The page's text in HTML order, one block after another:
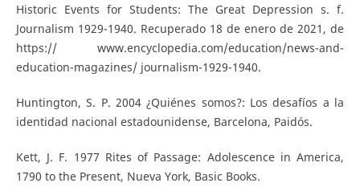
Historic Events for Students: The Great Depression s. f.
Journalism 1929-1940. Recuperado 18 de enero de 2021, de
https:// www.encyclopedia.com/education/news-and-
education-magazines/ journalism-1929-1940.
Huntington, S. P. 2004 ¿Quiénes somos?: Los desafíos a la
identidad nacional estadounidense, Barcelona, Paidós.
Kett, J. F. 1977 Rites of Passage: Adolescence in America,
1790 to the Present, Nueva York, Basic Books.